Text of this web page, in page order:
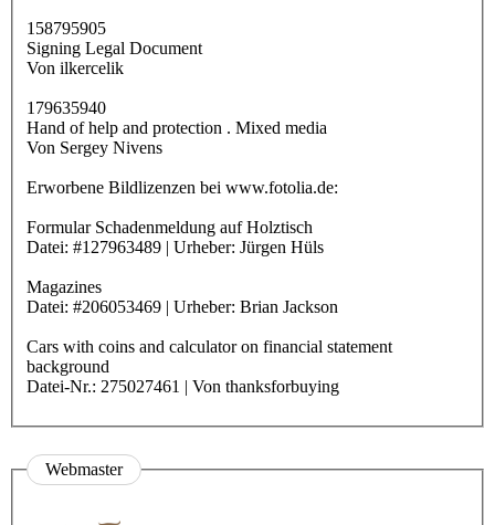
158795905
Signing Legal Document
Von ilkercelik
179635940
Hand of help and protection . Mixed media
Von Sergey Nivens
Erworbene Bildlizenzen bei www.fotolia.de:
Formular Schadenmeldung auf Holztisch
Datei: #127963489 | Urheber: Jürgen Hüls
Magazines
Datei: #206053469 | Urheber: Brian Jackson
Cars with coins and calculator on financial statement
background
Datei-Nr.: 275027461 | Von thanksforbuying
Webmaster